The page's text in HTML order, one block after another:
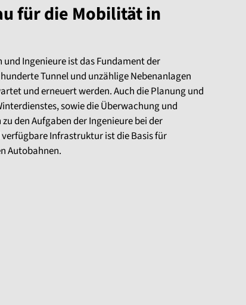
für die Mobilität in
Ingenieure ist das Fundament der
Tunnel und unzählige Nebenanlagen
und erneuert werden. Auch die Planung und
sowie die Überwachung und
den Aufgaben der Ingenieure bei der
Infrastruktur ist die Basis für
Autobahnen.